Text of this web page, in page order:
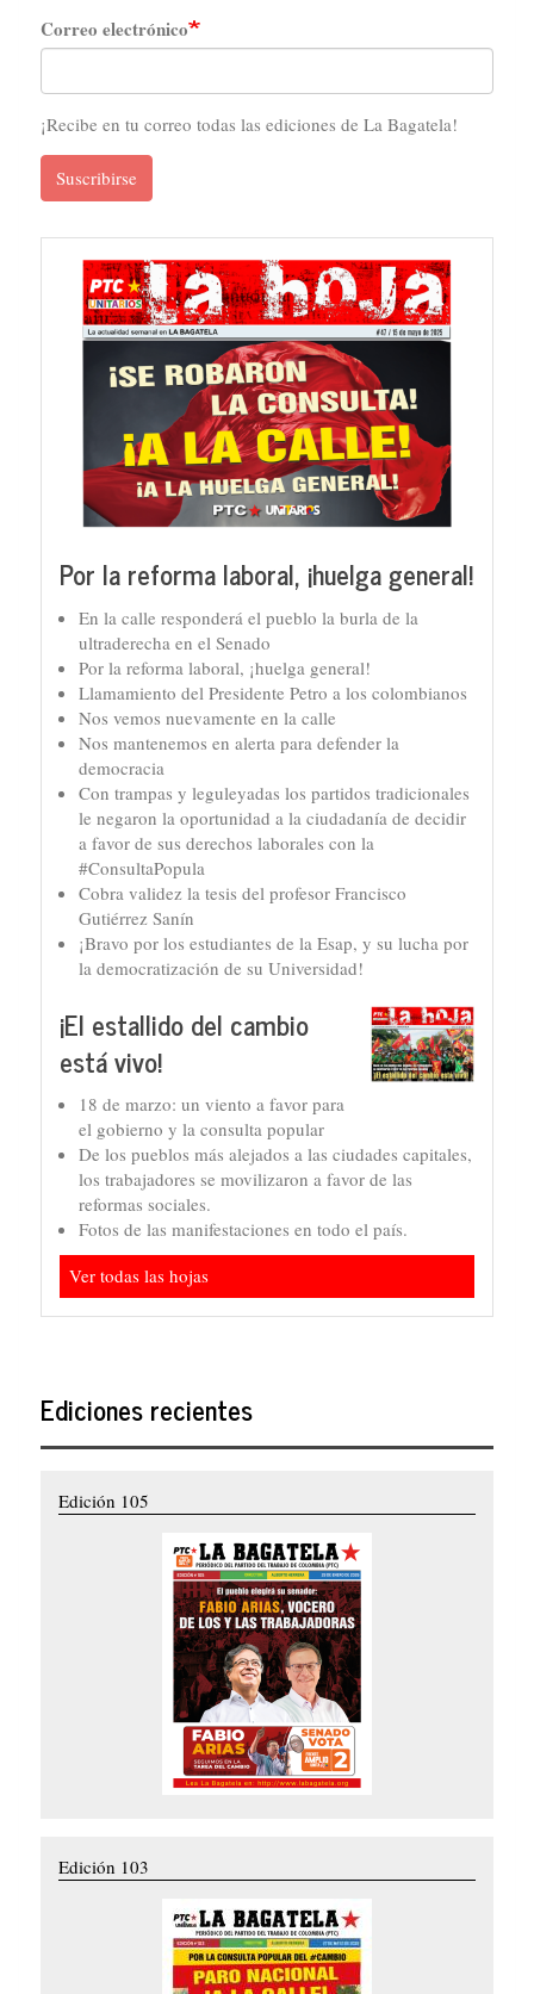
Correo electrónico
¡Recibe en tu correo todas las ediciones de La Bagatela!
Suscribirse
Por la reforma laboral, ¡huelga general!
En la calle responderá el pueblo la burla de la
ultraderecha en el Senado
Por la reforma laboral, ¡huelga general!
Llamamiento del Presidente Petro a los colombianos
Nos vemos nuevamente en la calle
Nos mantenemos en alerta para defender la
democracia
Con trampas y leguleyadas los partidos tradicionales
le negaron la oportunidad a la ciudadanía de decidir
a favor de sus derechos laborales con la
#ConsultaPopula
Cobra validez la tesis del profesor Francisco
Gutiérrez Sanín
¡Bravo por los estudiantes de la Esap, y su lucha por
la democratización de su Universidad!
¡El estallido del cambio
está vivo!
18 de marzo: un viento a favor para
el gobierno y la consulta popular
De los pueblos más alejados a las ciudades capitales,
los trabajadores se movilizaron a favor de las
reformas sociales.
Fotos de las manifestaciones en todo el país.
Ver todas las hojas
Ediciones recientes
Edición 105
Edición 103